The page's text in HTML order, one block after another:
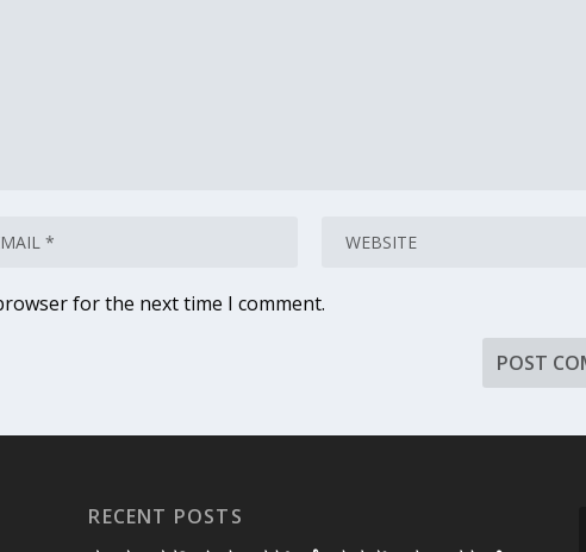
for the next time I comment.
RECENT POSTS